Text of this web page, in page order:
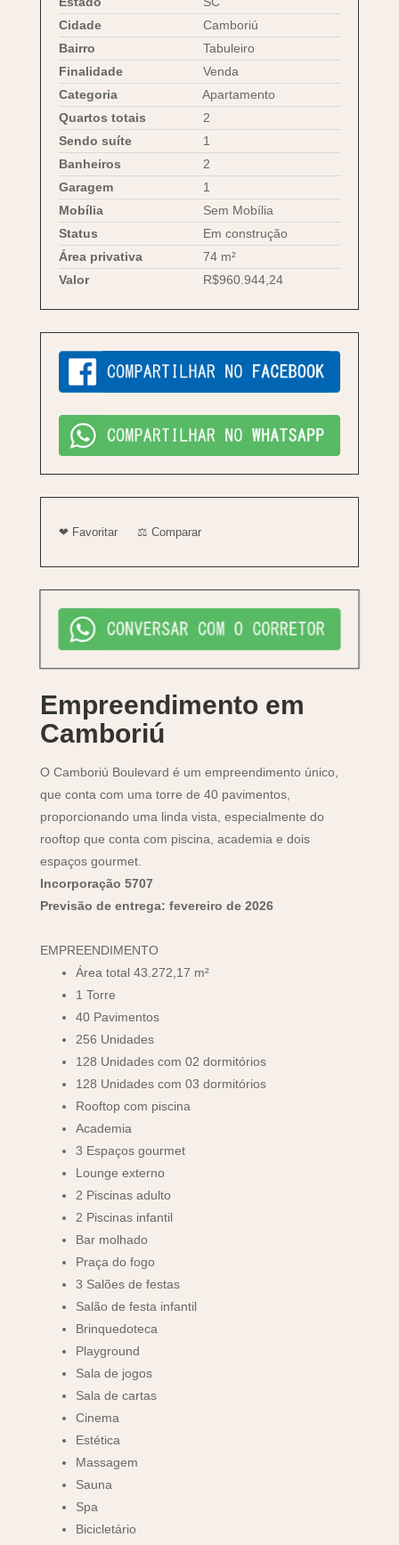
Cidade
Camboriú
Bairro
Tabuleiro
Finalidade
Venda
Categoria
Apartamento
Quartos totais
2
Sendo suíte
1
Banheiros
2
Garagem
1
Mobília
Sem Mobília
Status
Em construção
Área privativa
74 m²
Valor
R$960.944,24
❤ Favoritar ⚖ Comparar
Empreendimento em
Camboriú
O Camboriú Boulevard é um empreendimento único,
que conta com uma torre de 40 pavimentos,
proporcionando uma linda vista, especialmente do
rooftop que conta com piscina, academia e dois
espaços gourmet.
Incorporação 5707
Previsão de entrega: fevereiro de 2026
EMPREENDIMENTO
Área total 43.272,17 m²
1 Torre
40 Pavimentos
256 Unidades
128 Unidades com 02 dormitórios
128 Unidades com 03 dormitórios
Rooftop com piscina
Academia
3 Espaços gourmet
Lounge externo
2 Piscinas adulto
2 Piscinas infantil
Bar molhado
Praça do fogo
3 Salões de festas
Salão de festa infantil
Brinquedoteca
Playground
Sala de jogos
Sala de cartas
Cinema
Estética
Massagem
Sauna
Spa
Bicicletário